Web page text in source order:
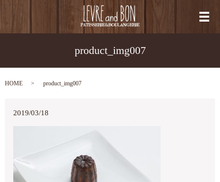
メ
product_img007
HOME product_img007
2019/03/18